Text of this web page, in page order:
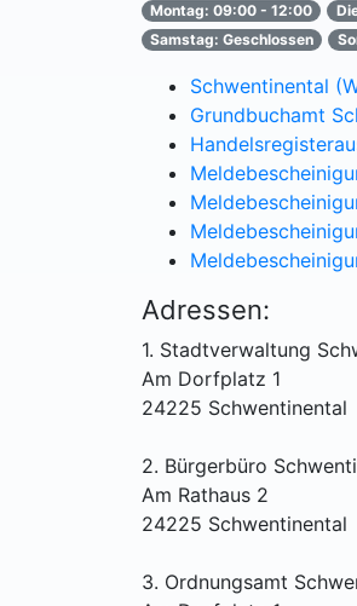
Montag: 09:00 - 12:00
Samstag: Geschlossen
Schwentinental
Grundbuchamt
Adressen:
1. Stadtverwaltung
Am Dorfplatz 1
24225 Schwentinental
2. Bürgerbüro
Am Rathaus 2
24225 Schwentinental
3. Ordnungsamt